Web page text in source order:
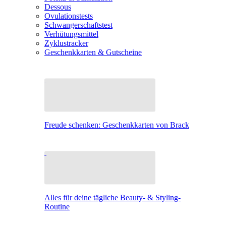
Dessous
Ovulationstests
Schwangerschaftstest
Verhütungsmittel
Zyklustracker
Geschenkkarten & Gutscheine
Freude schenken: Geschenkkarten von Brack
Alles für deine tägliche Beauty- & Styling-
Routine